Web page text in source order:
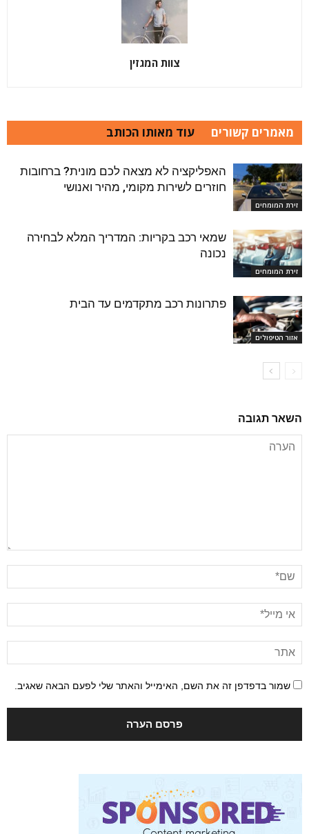
צוות המגזין
מאמרים קשורים עוד מאותו הכותב
זירת המומחים
האפליקציה לא מצאה לכם מונית? ברחובות
חוזרים לשירות מקומי, מהיר ואנושי
זירת המומחים
שמאי רכב בקריות: המדריך המלא לבחירה
נכונה
אזור הטיפולים
פתרונות רכב מתקדמים עד הבית
השאר תגובה
שמור בדפדפן זה את השם, האימייל והאתר שלי לפעם הבאה שאגיב.